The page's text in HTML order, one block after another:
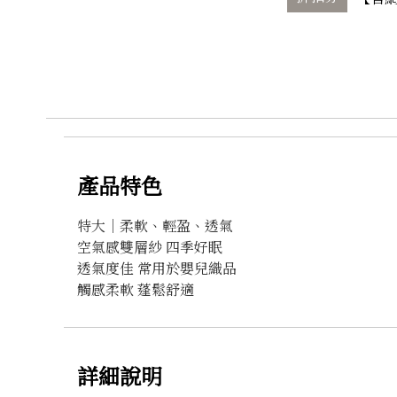
產品特色
特大｜柔軟、輕盈、透氣
空氣感雙層紗 四季好眠
透氣度佳 常用於嬰兒織品
觸感柔軟 蓬鬆舒適
詳細說明